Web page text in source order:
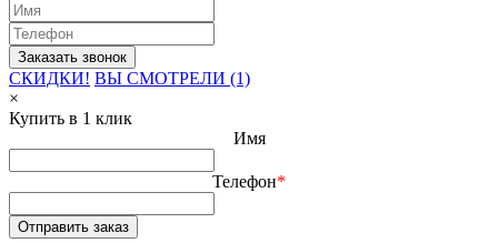
СКИДКИ! ВЫ СМОТРЕЛИ (1)
×
Купить в 1 клик
Имя
Телефон*
Отправить заказ